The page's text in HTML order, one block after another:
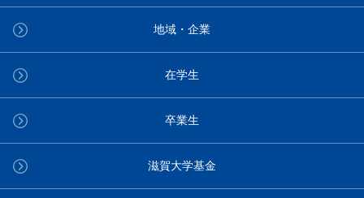
地域・企業
在学生
卒業生
滋賀大学基金